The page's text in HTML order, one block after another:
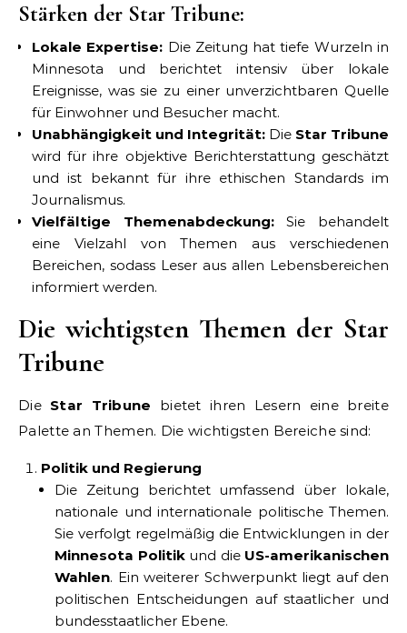
Stärken der Star Tribune:
Lokale Expertise: Die Zeitung hat tiefe Wurzeln in
Minnesota und berichtet intensiv über lokale
Ereignisse, was sie zu einer unverzichtbaren Quelle
für Einwohner und Besucher macht.
Unabhängigkeit und Integrität: Die Star Tribune
wird für ihre objektive Berichterstattung geschätzt
und ist bekannt für ihre ethischen Standards im
Journalismus.
Vielfältige Themenabdeckung:Sie behandelt
eine Vielzahl von Themen aus verschiedenen
Bereichen, sodass Leser aus allen Lebensbereichen
informiert werden.
Die wichtigsten Themen der Star
Tribune
Die Star Tribune bietet ihren Lesern eine breite
Palette an Themen. Die wichtigsten Bereiche sind:
Politik und Regierung
Die Zeitung berichtet umfassend über lokale,
nationale und internationale politische Themen.
Sie verfolgt regelmäßig die Entwicklungen in der
Minnesota Politikund die US-amerikanischen
Wahlen. Ein weiterer Schwerpunkt liegt auf den
politischen Entscheidungen auf staatlicher und
bundesstaatlicher Ebene.